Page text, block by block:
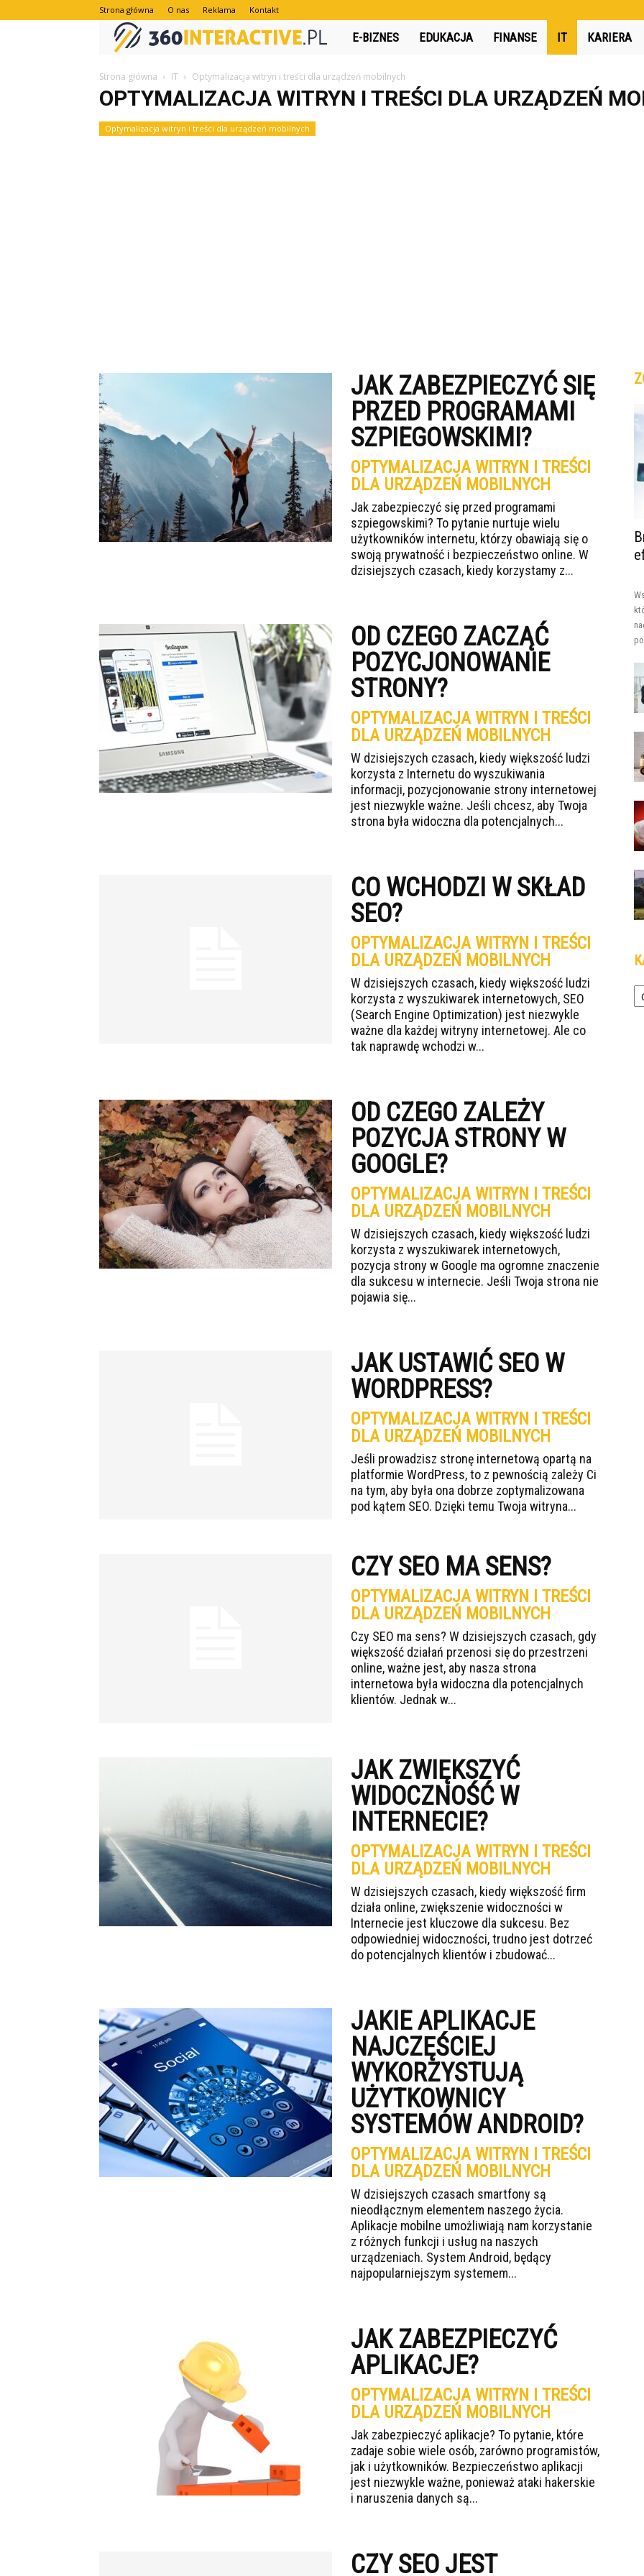
Strona główna O nas Reklama Kontakt
360interactive.pl
E-BIZNES EDUKACJA FINANSE IT KARIERA
Strona główna IT Optymalizacja witryn i treści dla urządzeń mobilnych
OPTYMALIZACJA WITRYN I TREŚCI DLA URZĄDZEŃ
Optymalizacja witryn i treści dla urządzeń mobilnych
JAK ZABEZPIECZYĆ SIĘ
PRZED PROGRAMAMI
SZPIEGOWSKIMI?
OPTYMALIZACJA WITRYN I TREŚCI
DLA URZĄDZEŃ MOBILNYCH
Jak zabezpieczyć się przed programami
szpiegowskimi? To pytanie nurtuje wielu
użytkowników internetu, którzy obawiają się o
swoją prywatność i bezpieczeństwo online. W
dzisiejszych czasach, kiedy korzystamy z...
OD CZEGO ZACZĄĆ
POZYCJONOWANIE
STRONY?
OPTYMALIZACJA WITRYN I TREŚCI
DLA URZĄDZEŃ MOBILNYCH
W dzisiejszych czasach, kiedy większość ludzi
korzysta z Internetu do wyszukiwania
informacji, pozycjonowanie strony internetowej
jest niezwykle ważne. Jeśli chcesz, aby Twoja
strona była widoczna dla potencjalnych...
CO WCHODZI W SKŁAD
SEO?
OPTYMALIZACJA WITRYN I TREŚCI
DLA URZĄDZEŃ MOBILNYCH
W dzisiejszych czasach, kiedy większość ludzi
korzysta z wyszukiwarek internetowych, SEO
(Search Engine Optimization) jest niezwykle
ważne dla każdej witryny internetowej. Ale co
tak naprawdę wchodzi w...
OD CZEGO ZALEŻY
POZYCJA STRONY W
GOOGLE?
OPTYMALIZACJA WITRYN I TREŚCI
DLA URZĄDZEŃ MOBILNYCH
W dzisiejszych czasach, kiedy większość ludzi
korzysta z wyszukiwarek internetowych,
pozycja strony w Google ma ogromne znaczenie
dla sukcesu w internecie. Jeśli Twoja strona nie
pojawia się...
JAK USTAWIĆ SEO W
WORDPRESS?
OPTYMALIZACJA WITRYN I TREŚCI
DLA URZĄDZEŃ MOBILNYCH
Jeśli prowadzisz stronę internetową opartą na
platformie WordPress, to z pewnością zależy Ci
na tym, aby była ona dobrze zoptymalizowana
pod kątem SEO. Dzięki temu Twoja witryna...
CZY SEO MA SENS?
OPTYMALIZACJA WITRYN I TREŚCI
DLA URZĄDZEŃ MOBILNYCH
Czy SEO ma sens? W dzisiejszych czasach, gdy
większość działań przenosi się do przestrzeni
online, ważne jest, aby nasza strona
internetowa była widoczna dla potencjalnych
klientów. Jednak w...
JAK ZWIĘKSZYĆ
WIDOCZNOŚĆ W
INTERNECIE?
OPTYMALIZACJA WITRYN I TREŚCI
DLA URZĄDZEŃ MOBILNYCH
W dzisiejszych czasach, kiedy większość firm
działa online, zwiększenie widoczności w
Internecie jest kluczowe dla sukcesu. Bez
odpowiedniej widoczności, trudno jest dotrzeć
do potencjalnych klientów i zbudować...
JAKIE APLIKACJE
NAJCZĘŚCIEJ
WYKORZYSTUJĄ
UŻYTKOWNICY
SYSTEMÓW ANDROID?
OPTYMALIZACJA WITRYN I TREŚCI
DLA URZĄDZEŃ MOBILNYCH
W dzisiejszych czasach smartfony są
nieodłącznym elementem naszego życia.
Aplikacje mobilne umożliwiają nam korzystanie
z różnych funkcji i usług na naszych
urządzeniach. System Android, będący
najpopularniejszym systemem...
JAK ZABEZPIECZYĆ
APLIKACJE?
OPTYMALIZACJA WITRYN I TREŚCI
DLA URZĄDZEŃ MOBILNYCH
Jak zabezpieczyć aplikacje? To pytanie, które
zadaje sobie wiele osób, zarówno programistów,
jak i użytkowników. Bezpieczeństwo aplikacji
jest niezwykle ważne, ponieważ ataki hakerskie
i naruszenia danych są...
CZY SEO JEST